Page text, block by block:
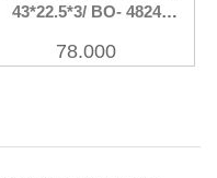
15.000